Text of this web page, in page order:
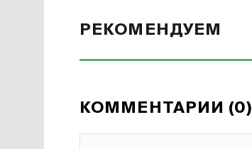
РЕКОМЕНДУЕМ
КОММЕНТАРИИ (0)